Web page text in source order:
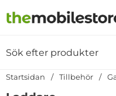
Startsidan
Startsidan Tillbehör